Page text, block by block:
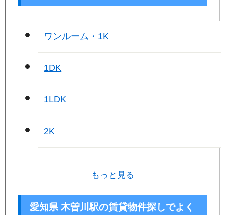
ワンルーム・1K
1DK
1LDK
2K
もっと見る
愛知県 木曽川駅の賃貸物件探しでよく